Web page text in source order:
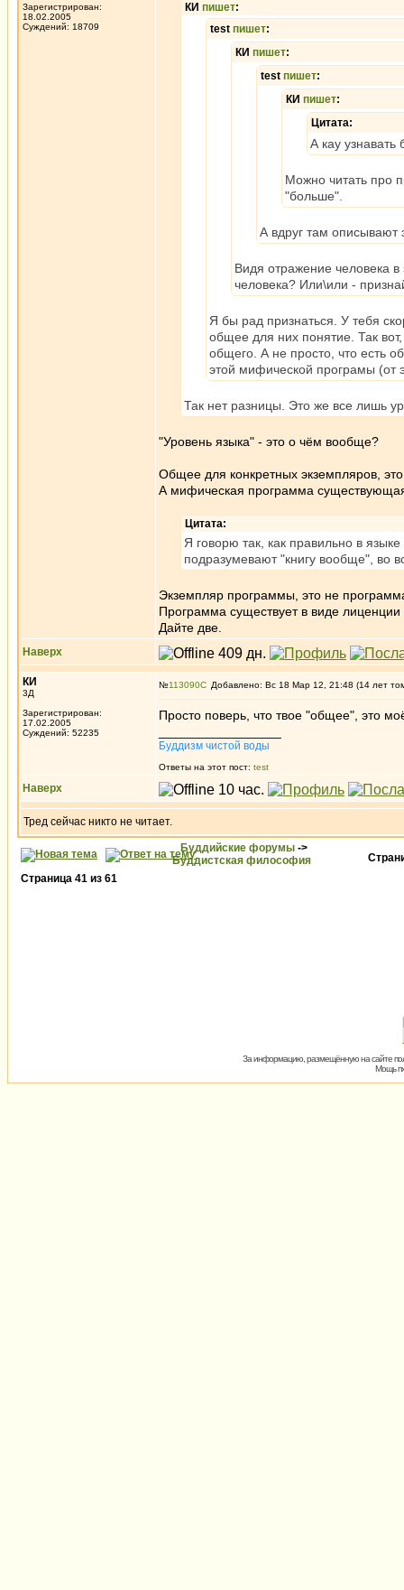
Зарегистрирован:
18.02.2005
Суждений: 18709
КИ пишет:
test пишет:
КИ пишет:
test пишет:
КИ пишет:
Цитата:
А кау
Можно читать про
"больше".
А вдруг там
Видя отражение человека
человека? Или\или -
Я бы рад признаться. У тебя
общее для них понятие. Так
общего. А не просто, что есть
этой мифической програмы (от
Так нет разницы. Это же все лишь
"Уровень языка" - это о чём вообще?
Общее для конкретных экземпляров,
А мифическая программа существующая
Цитата:
Я говорю так, как правильно в
подразумевают "книгу вообще", во
Экземпляр программы, это не
Программа существует в виде лиценции
Дайте две.
Наверх
КИ
3Д
Зарегистрирован:
17.02.2005
Суждений: 52235
№113090 Добавлено: Вс 18 Мар 12, 21:48 (14 лет
Просто поверь, что твое "общее", это
Буддизм чистой воды
Ответы на этот пост: test
Наверх
Тред сейчас никто не читает.
Буддийские форумы ->
Буддистская философия
Страница 41 из 61
За информацию, размещённую на сайте
Мощь